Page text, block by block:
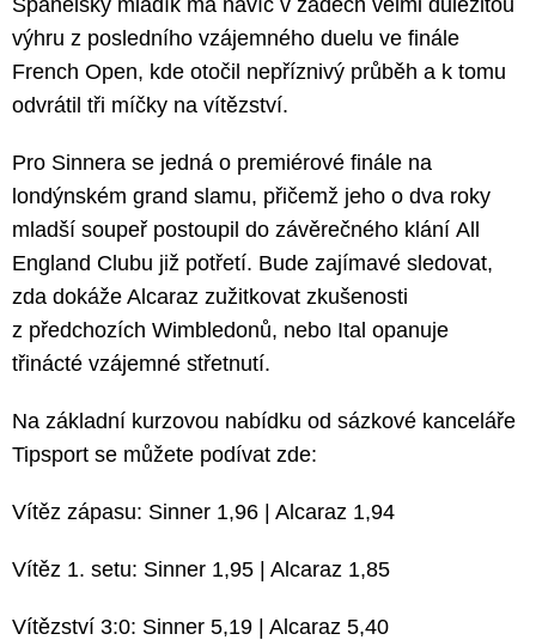
výhru z posledního vzájemného duelu ve finále
French Open, kde otočil nepříznivý průběh a k tomu
odvrátil tři míčky na vítězství.
Pro Sinnera se jedná o premiérové finále na
londýnském grand slamu, přičemž jeho o dva roky
mladší soupeř postoupil do závěrečného klání All
England Clubu již potřetí. Bude zajímavé sledovat,
zda dokáže Alcaraz zužitkovat zkušenosti
z předchozích Wimbledonů, nebo Ital opanuje
třinácté vzájemné střetnutí.
Na základní kurzovou nabídku od sázkové kanceláře
Tipsport se můžete podívat zde:
Vítěz zápasu: Sinner 1,96 | Alcaraz 1,94
Vítěz 1. setu: Sinner 1,95 | Alcaraz 1,85
Vítězství 3:0: Sinner 5,19 | Alcaraz 5,40